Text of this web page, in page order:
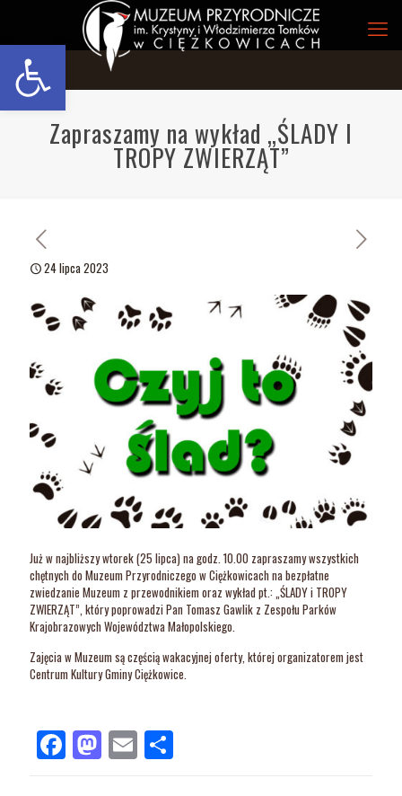
Open toolbar
Zapraszamy na wykład „ŚLADY I
TROPY ZWIERZĄT”
24 lipca 2023
Już w najbliższy wtorek (25 lipca) na godz. 10.00 zapraszamy wszystkich
chętnych do Muzeum Przyrodniczego w Ciężkowicach na bezpłatne
zwiedzanie Muzeum z przewodnikiem oraz wykład pt.: „ŚLADY i TROPY
ZWIERZĄT”, który poprowadzi Pan Tomasz Gawlik z Zespołu Parków
Krajobrazowych Województwa Małopolskiego.
Zajęcia w Muzeum są częścią wakacyjnej oferty, której organizatorem jest
Centrum Kultury Gminy Ciężkowice.
Facebook
Mastodon
EmailShare